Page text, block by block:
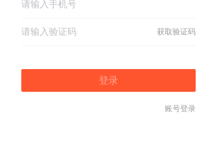
获取验证码
登录
账号登录